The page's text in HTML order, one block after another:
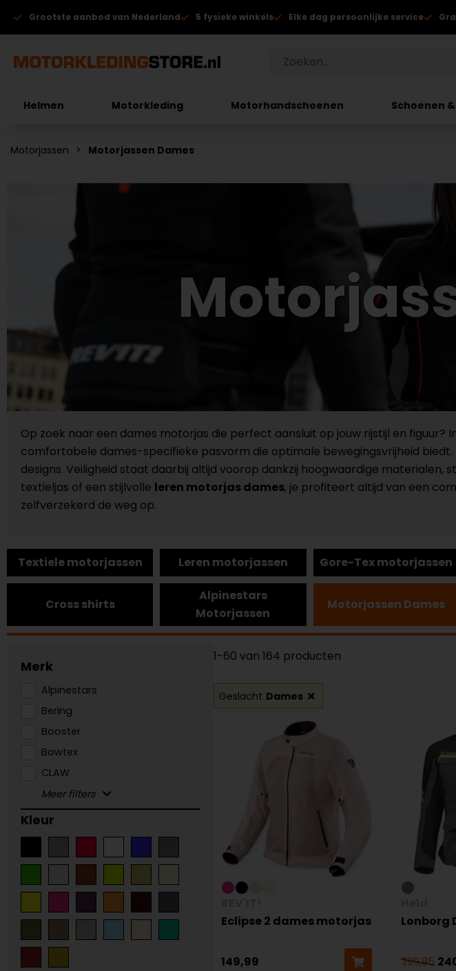
Grootste aanbod van Nederland 5 fysieke winkels Elke dag persoonlijke service
Helmen Motorkleding Motorhandschoenen Schoenen
Motorjassen Motorjassen Dames
Op zoek naar een dames motorjas die perfect aansluit op jouw rijstijl en
comfortabele dames-specifieke pasvorm die optimale bewegingsvrijheid
designs. Veiligheid staat daarbij altijd voorop dankzij hoogwaardige
textieljas of een stijlvolle leren motorjas dames, je profiteert altijd van een
zelfverzekerd de weg op.
Textiele motorjassen Leren motorjassen Gore-Tex motorjassen
Cross shirts
Alpinestars
Motorjassen
Motorjassen Dames
Merk
Alpinestars
Bering
Booster
Bowtex
CLAW
Kleur
1-60 van 164 producten
Geslacht Dames
Eclipse 2 dames motorjas
149,99
Lonborg
399,95